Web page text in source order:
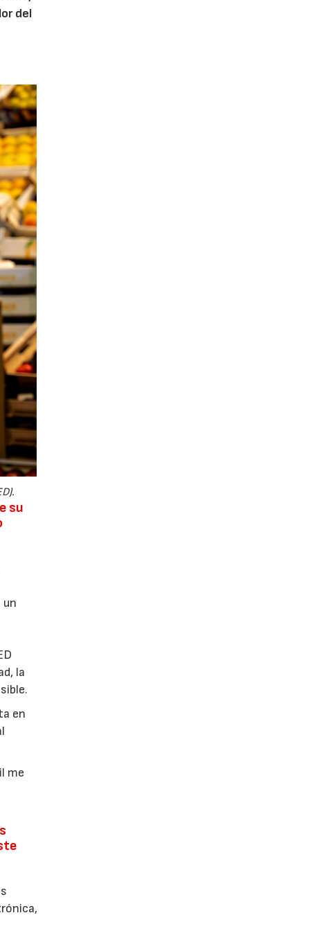
del
su
un
la
en
me